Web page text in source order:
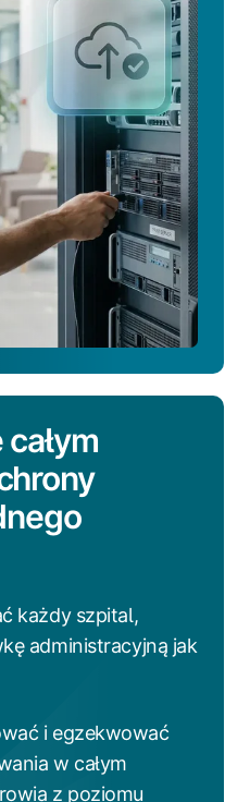
się,
obniżyć
koszty
IT
każdy szpital,
administracyjną jak
i egzekwować
w całym
z poziomu